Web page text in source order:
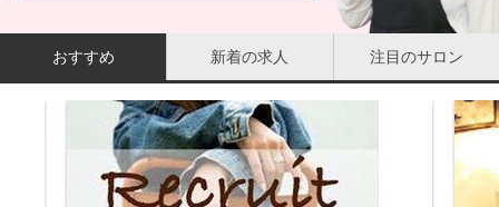
様々な効果が期待できるサンタベリーですが、特にアンチ
それは、レスベラトロール・アルブチン・リグナンという
3つの成分を含んでいるからです。
おすすめ 新着の求人 注目のサロン